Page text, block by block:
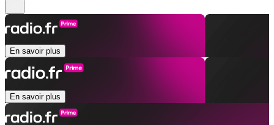
En savoir plus
En savoir plus